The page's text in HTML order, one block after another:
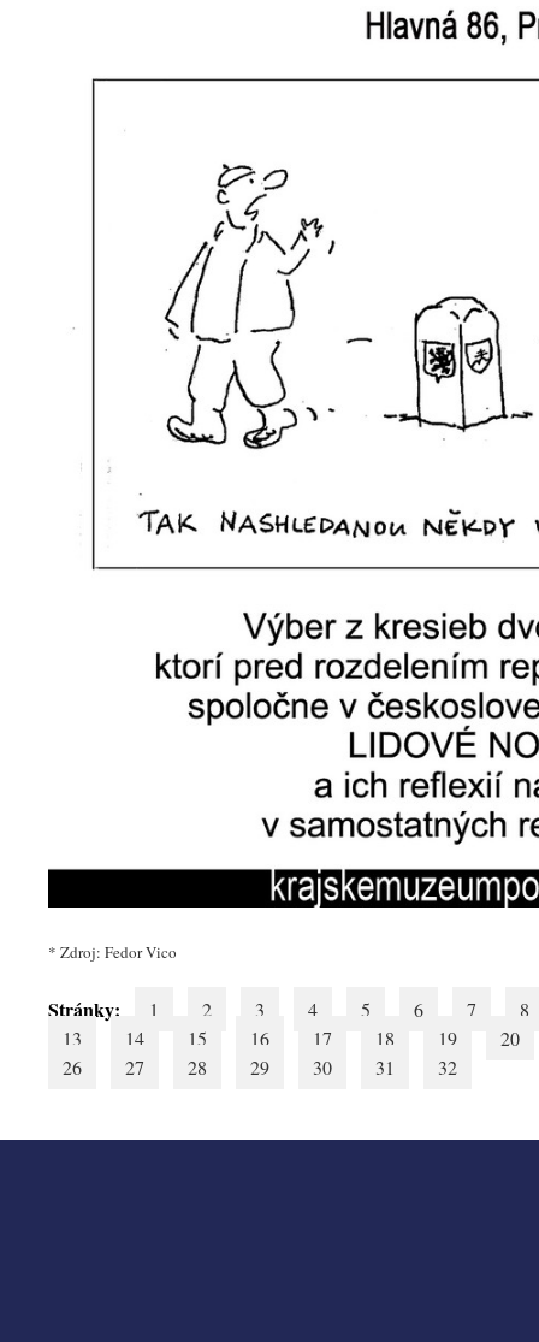
* Zdroj: Fedor Vico
Stránky: 1 2 3 4 5 6 7
8
13
14 15 16 17 18 19
20
26
27 28 29 30 31 32